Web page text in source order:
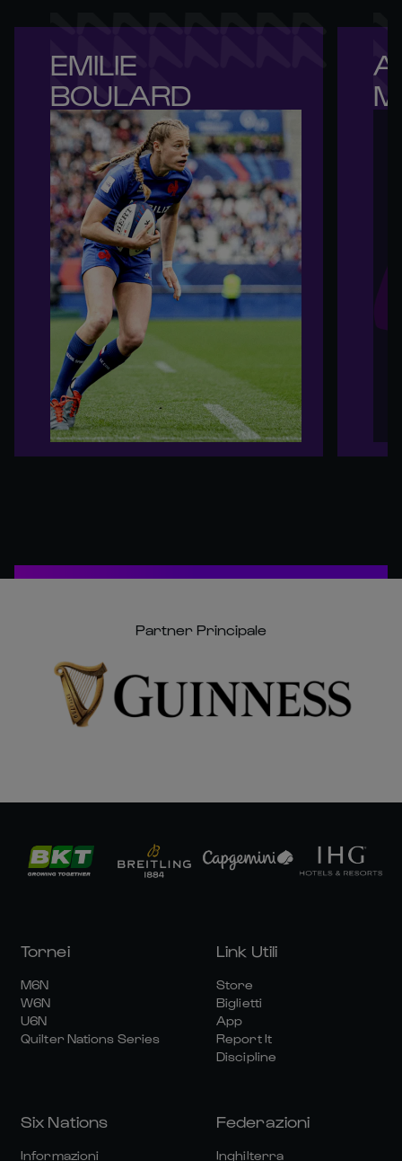
EMILIE
BOULARD
Partner Principale
Tornei
M6N
W6N
U6N
Quilter Nations Series
Link Utili
Store
Biglietti
App
Report It
Discipline
Six Nations
Informazioni
Federazioni
Inghilterra